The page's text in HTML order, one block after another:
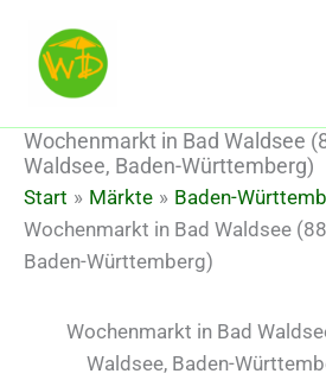
Inhalt
springen
Wochenmarkt in Bad Waldsee
Waldsee, Baden-Württemberg)
Start Märkte
Baden-
Wochenmarkt in Bad Waldsee
Baden-Württemberg)
Wochenmarkt in Bad
Waldsee, Baden-